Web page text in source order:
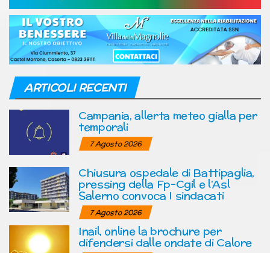
ARTICOLI RECENTI
Campania, allerta meteo gialla per
temporali
7 Agosto 2026
Chiusura ospedale di Battipaglia,
pressing della Fp-Cgil e l’Asl
Salerno convoca I sindacati
7 Agosto 2026
Inail, online la brochure per
difendersi dalle ondate di Calore